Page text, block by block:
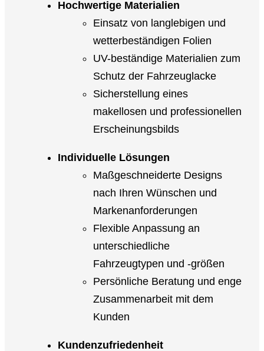
Hochwertige Materialien
Einsatz von langlebigen und
wetterbeständigen Folien
UV-beständige Materialien zum
Schutz der Fahrzeuglacke
Sicherstellung eines
makellosen und professionellen
Erscheinungsbilds
Individuelle Lösungen
Maßgeschneiderte Designs
nach Ihren Wünschen und
Markenanforderungen
Flexible Anpassung an
unterschiedliche
Fahrzeugtypen und -größen
Persönliche Beratung und enge
Zusammenarbeit mit dem
Kunden
Kundenzufriedenheit